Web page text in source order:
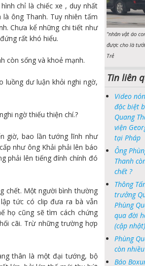
"nhân vật áo
được cho là
Trẻ
Tin liên
Video
đặc biệt
Quang
viện
tại Pháp
Ông
Thanh
chết ?
Thông
trưởng
Phùng
qua đời
(cập nhật)
Phùng
còn
Báo
chỉ là chiếc xe , duy nhất
ông Thanh. Tuy nhiên tấm
Chưa kể những chi tiết như
rất khó hiểu.
còn sống và khoẻ mạnh.
luồng dư luận khỏi nghi ngờ,
ngờ thiếu thiện chí.?
giờ, bao lần tướng lĩnh như
như ông Khải phải lên báo
phải lên tiếng đính chính đó
chết. Một người bình thường
tức có clip đưa ra bà vẫn
họ cũng sẽ tìm cách chứng
cãi. Trừ những trường hợp
thân là một đại tướng, bộ